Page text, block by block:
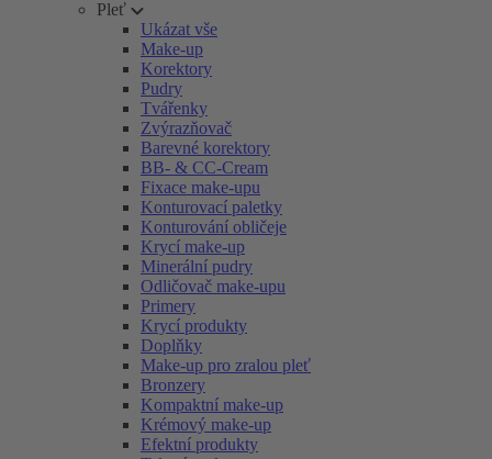
Pleť
Ukázat vše
Make-up
Korektory
Pudry
Tvářenky
Zvýrazňovač
Barevné korektory
BB- & CC-Cream
Fixace make-upu
Konturovací paletky
Konturování obličeje
Krycí make-up
Minerální pudry
Odličovač make-upu
Primery
Krycí produkty
Doplňky
Make-up pro zralou pleť
Bronzery
Kompaktní make-up
Krémový make-up
Efektní produkty